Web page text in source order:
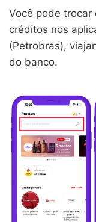
Você pode trocar
créditos nos
(Petrobras),
do banco.